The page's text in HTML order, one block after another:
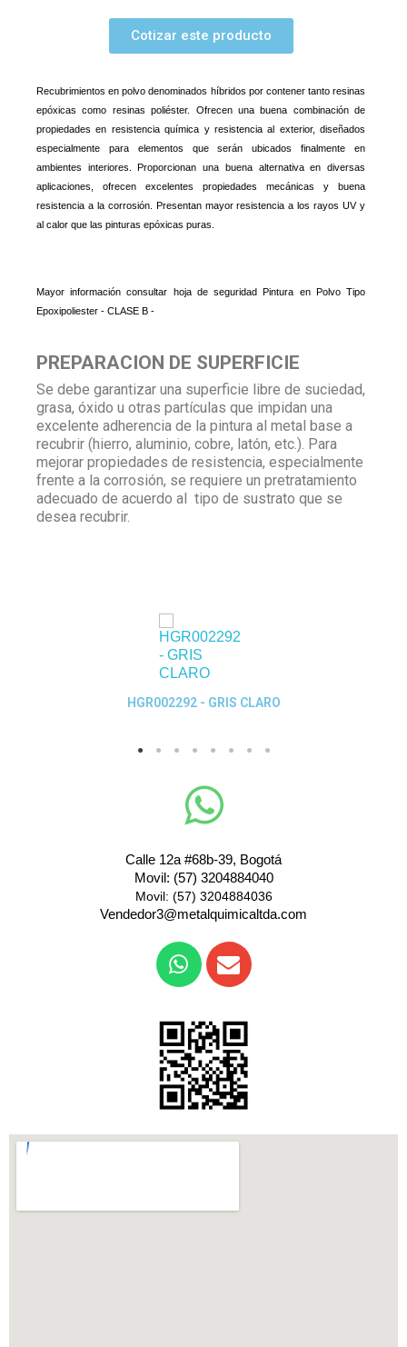
Cotizar este producto
Recubrimientos en polvo denominados híbridos por contener tanto resinas
epóxicas como resinas poliéster. Ofrecen una buena combinación de
propiedades en resistencia química y resistencia al exterior, diseñados
especialmente para elementos que serán ubicados finalmente en
ambientes interiores. Proporcionan una buena alternativa en diversas
aplicaciones, ofrecen excelentes propiedades mecánicas y buena
resistencia a la corrosión. Presentan mayor resistencia a los rayos UV y
al calor que las pinturas epóxicas puras.
Mayor información consultar hoja de seguridad Pintura en Polvo Tipo
Epoxipoliester - CLASE B -
PREPARACION DE SUPERFICIE
Se debe garantizar una superficie libre de suciedad,
grasa, óxido u otras partículas que impidan una
excelente adherencia de la pintura al metal base a
recubrir (hierro, aluminio, cobre, latón, etc.). Para
mejorar propiedades de resistencia, especialmente
frente a la corrosión, se requiere un pretratamiento
adecuado de acuerdo al tipo de sustrato que se
desea recubrir.
Quick View
HGR002292 - GRIS CLARO
Calle 12a #68b-39, Bogotá
Movil: (57) 3204884040
Movil: (57) 3204884036
Vendedor3@metalquimicaltda.com